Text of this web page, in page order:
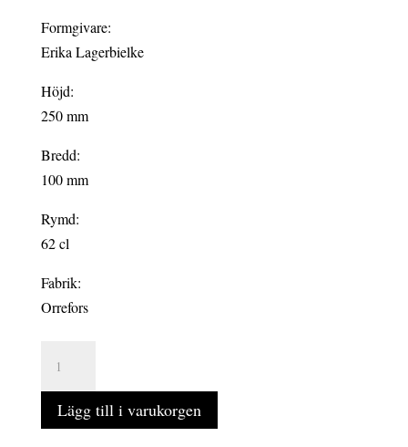
Formgivare:
Erika Lagerbielke
Höjd:
250 mm
Bredd:
100 mm
Rymd:
62 cl
Fabrik:
Orrefors
PRIMEUR
vinglas
62
Lägg till i varukorgen